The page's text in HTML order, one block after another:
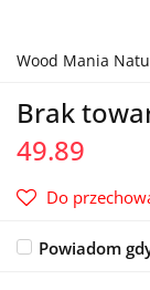
Wood Mania
Brak
49.89
Do
Powiadom